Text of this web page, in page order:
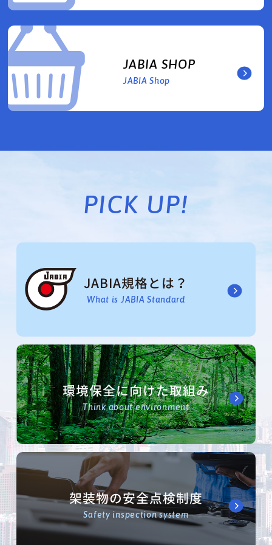
JABIA SHOP
JABIA Shop
PICK UP!
JABIA規格とは？
What is JABIA Standard
環境保全に向けた取組み
Think about environment
架装物の安全点検制度
Safety inspection system